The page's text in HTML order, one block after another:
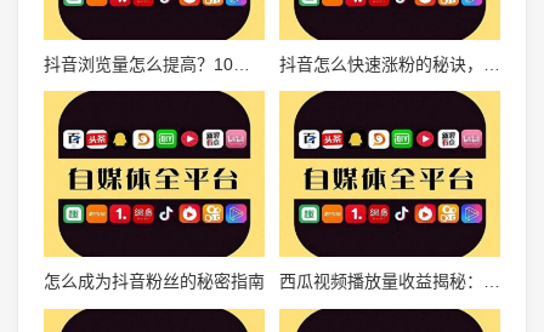
抖音浏览量怎么提高？10大实用技巧教你轻松涨粉
怎么成为抖音粉丝的秘密指南